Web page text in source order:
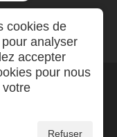
cookies de
analyser
accepter
pour nous
Refuser